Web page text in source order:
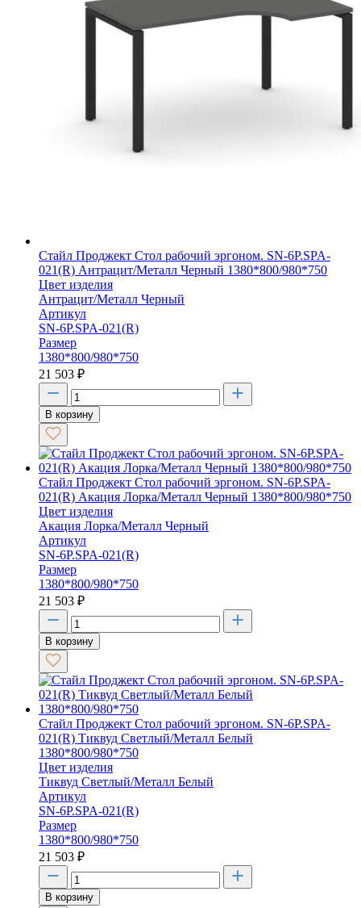
Стайл Проджект Стол рабочий эргоном. SN-6P.SPA-
021(R) Антрацит/Металл Черный 1380*800/980*750
Цвет изделия
Антрацит/Металл Черный
Артикул
SN-6P.SPA-021(R)
Размер
1380*800/980*750
21 503 ₽
В корзину
Стайл Проджект Стол рабочий эргоном. SN-6P.SPA-
021(R) Акация Лорка/Металл Черный 1380*800/980*750
Цвет изделия
Акация Лорка/Металл Черный
Артикул
SN-6P.SPA-021(R)
Размер
1380*800/980*750
21 503 ₽
В корзину
Стайл Проджект Стол рабочий эргоном. SN-6P.SPA-
021(R) Тиквуд Светлый/Металл Белый
1380*800/980*750
Цвет изделия
Тиквуд Светлый/Металл Белый
Артикул
SN-6P.SPA-021(R)
Размер
1380*800/980*750
21 503 ₽
В корзину